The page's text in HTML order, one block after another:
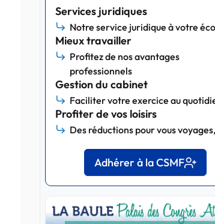
Services juridiques
Notre service juridique à votre
Mieux travailler
Profitez de nos avantages
professionnels
Gestion du cabinet
Faciliter votre exercice au
Profiter de vos loisirs
Des réductions pour vous
Adhérer à la CSMF